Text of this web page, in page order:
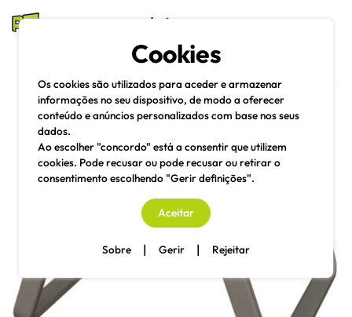
mesas e cadeiras
Pesquisa
Cookies
Os cookies são utilizados para aceder e armazenar
informações no seu dispositivo, de modo a oferecer
conteúdo e anúncios personalizados com base nos seus
dados.
Ao escolher "concordo" está a consentir que utilizem
cookies. Pode recusar ou pode recusar ou retirar o
consentimento escolhendo "Gerir definições".
Aceitar
Sobre | Gerir | Rejeitar